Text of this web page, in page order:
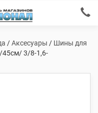
/Аксесуары / Шины для
45см/ 3/8-1,6-